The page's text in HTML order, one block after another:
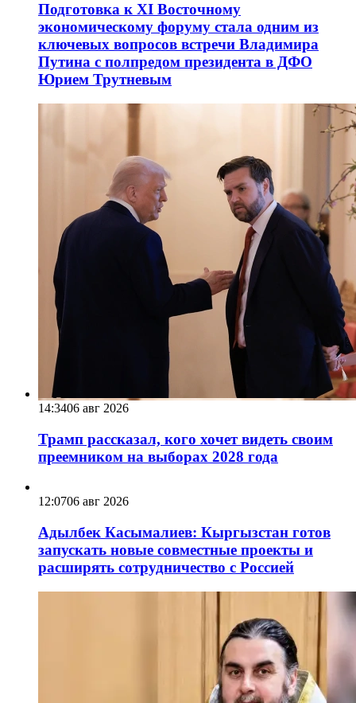
Подготовка к XI Восточному
экономическому форуму стала одним из
ключевых вопросов встречи Владимира
Путина с полпредом президента в ДФО
Юрием Трутневым
14:3406 авг 2026
Трамп рассказал, кого хочет видеть своим
преемником на выборах 2028 года
12:0706 авг 2026
Адылбек Касымалиев: Кыргызстан готов
запускать новые совместные проекты и
расширять сотрудничество с Россией